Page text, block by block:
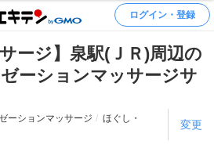
ログイン・登録
ージ】泉駅(ＪＲ)周辺の
ーションマッサージサ
ーションマッサージ
ほぐし・
変更